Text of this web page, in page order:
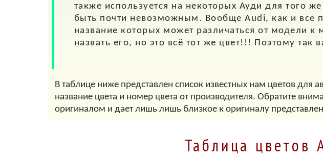
также используется на некоторых Ауди для того
быть почти невозможным. Вообще Audi, как и все
название которых может различаться от модели к
назвать его, но это всё тот же цвет!!! Поэтому так
В таблице ниже представлен список известных нам цветов для
название цвета и номер цвета от производителя. Обратите
оригиналом и дает лишь лишь близкое к оригиналу
Таблица цветов